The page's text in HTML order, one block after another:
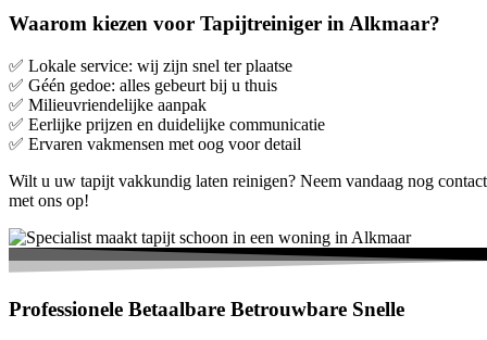
Waarom kiezen voor Tapijtreiniger in Alkmaar?
✅ Lokale service: wij zijn snel ter plaatse
✅ Géén gedoe: alles gebeurt bij u thuis
✅ Milieuvriendelijke aanpak
✅ Eerlijke prijzen en duidelijke communicatie
✅ Ervaren vakmensen met oog voor detail
Wilt u uw tapijt vakkundig laten reinigen? Neem vandaag nog contact
met ons op!
Professionele Betaalbare Betrouwbare Snelle